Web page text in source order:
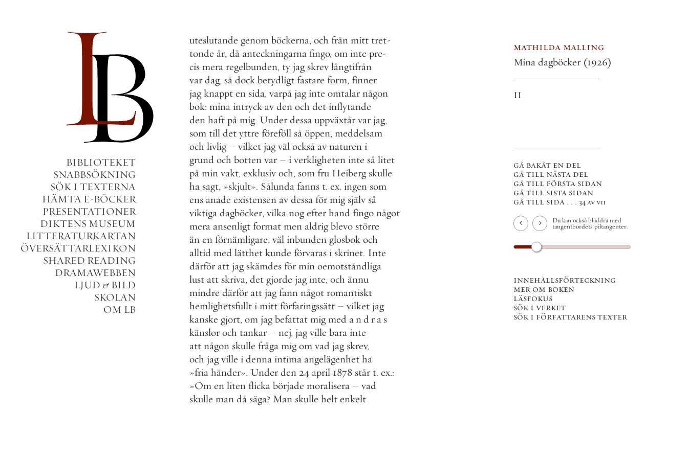
BIBLIOTEKET
SNABBSÖKNING
SÖK I TEXTERNA
HÄMTA E-BÖCKER
PRESENTATIONER
DIKTENS MUSEUM
LITTERATURKARTAN
ÖVERSÄTTARLEXIKON
SHARED READING
DRAMAWEBBEN
LJUD & BILD
SKOLAN
OM LB
uteslutande genom böckerna, och från mitt tret-
tonde år, då anteckningarna fingo, om inte pre-
cis mera regelbunden, ty jag skrev långtifrån
var dag, så dock betydligt fastare form, finner
jag knappt en sida, varpå jag inte omtalar någon
bok: mina intryck av den och det inflytande
den haft på mig. Under dessa uppväxtår var jag,
som till det yttre föreföll så öppen, meddelsam
och livlig – vilket jag väl också av naturen i
grund och botten var – i verkligheten inte så litet
på min vakt, exklusiv och, som fru Heiberg skulle
ha sagt, »skjult». Sålunda fanns t. ex. ingen som
ens anade existensen av dessa för mig själv så
viktiga dagböcker, vilka nog efter hand fingo något
mera ansenligt format men aldrig blevo större
än en förnämligare, väl inbunden glosbok och
alltid med lätthet kunde förvaras i skrinet. Inte
därför att jag skämdes för min oemotståndliga
lust att skriva, det gjorde jag inte, och ännu
mindre därför att jag fann något romantiskt
hemlighetsfullt i mitt förfaringssätt – vilket jag
kanske gjort, om jag befattat mig med andras
känslor och tankar – nej, jag ville bara inte
att någon skulle fråga mig om vad jag skrev,
och jag ville i denna intima angelägenhet ha
»fria händer». Under den 24 april 1878 står t. ex.:
»Om en liten flicka började moralisera – vad
skulle man då säga? Man skulle helt enkelt
mathilda malling
Mina dagböcker (1926)
II
gå bakåt en del
gå till nästa del
gå till första sidan
gå till sista sidan
gå till sida . . . 34 av vii
Du kan också bläddra med
tangentbordets piltangenter.
innehållsförteckning
mer om boken
läsfokus
sök i verket
sök i författarens texter